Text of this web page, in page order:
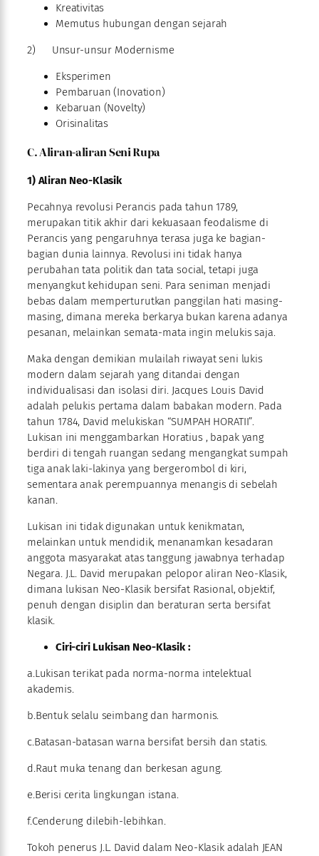
Kreativitas
Memutus hubungan dengan sejarah
2) Unsur-unsur Modernisme
Eksperimen
Pembaruan (Inovation)
Kebaruan (Novelty)
Orisinalitas
C. Aliran-aliran Seni Rupa
1) Aliran Neo-Klasik
Pecahnya revolusi Perancis pada tahun 1789,
merupakan titik akhir dari kekuasaan feodalisme di
Perancis yang pengaruhnya terasa juga ke bagian-
bagian dunia lainnya. Revolusi ini tidak hanya
perubahan tata politik dan tata social, tetapi juga
menyangkut kehidupan seni. Para seniman menjadi
bebas dalam memperturutkan panggilan hati masing-
masing, dimana mereka berkarya bukan karena adanya
pesanan, melainkan semata-mata ingin melukis saja.
Maka dengan demikian mulailah riwayat seni lukis
modern dalam sejarah yang ditandai dengan
individualisasi dan isolasi diri. Jacques Louis David
adalah pelukis pertama dalam babakan modern. Pada
tahun 1784, David melukiskan “SUMPAH HORATII”.
Lukisan ini menggambarkan Horatius , bapak yang
berdiri di tengah ruangan sedang mengangkat sumpah
tiga anak laki-lakinya yang bergerombol di kiri,
sementara anak perempuannya menangis di sebelah
kanan.
Lukisan ini tidak digunakan untuk kenikmatan,
melainkan untuk mendidik, menanamkan kesadaran
anggota masyarakat atas tanggung jawabnya terhadap
Negara. J.L. David merupakan pelopor aliran Neo-Klasik,
dimana lukisan Neo-Klasik bersifat Rasional, objektif,
penuh dengan disiplin dan beraturan serta bersifat
klasik.
Ciri-ciri Lukisan Neo-Klasik :
a.Lukisan terikat pada norma-norma intelektual
akademis.
b.Bentuk selalu seimbang dan harmonis.
c.Batasan-batasan warna bersifat bersih dan statis.
d.Raut muka tenang dan berkesan agung.
e.Berisi cerita lingkungan istana.
f.Cenderung dilebih-lebihkan.
Tokoh penerus J.L. David dalam Neo-Klasik adalah JEAN